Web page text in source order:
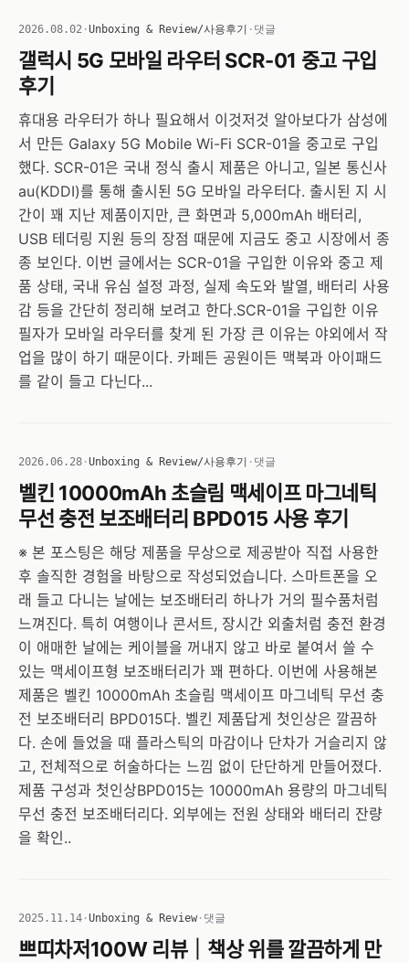
2026.08.02 ·Unboxing & Review/사용후기 · 댓글
갤럭시 5G 모바일 라우터 SCR-01 중고 구입
후기
휴대용 라우터가 하나 필요해서 이것저것 알아보다가 삼성에
서 만든 Galaxy 5G Mobile Wi-Fi SCR-01을 중고로 구입
했다. SCR-01은 국내 정식 출시 제품은 아니고, 일본 통신사
au(KDDI)를 통해 출시된 5G 모바일 라우터다. 출시된 지 시
간이 꽤 지난 제품이지만, 큰 화면과 5,000mAh 배터리,
USB 테더링 지원 등의 장점 때문에 지금도 중고 시장에서 종
종 보인다. 이번 글에서는 SCR-01을 구입한 이유와 중고 제
품 상태, 국내 유심 설정 과정, 실제 속도와 발열, 배터리 사용
감 등을 간단히 정리해 보려고 한다.SCR-01을 구입한 이유
필자가 모바일 라우터를 찾게 된 가장 큰 이유는 야외에서 작
업을 많이 하기 때문이다. 카페든 공원이든 맥북과 아이패드
를 같이 들고 다닌다...
2026.06.28 ·Unboxing & Review/사용후기 · 댓글
벨킨 10000mAh 초슬림 맥세이프 마그네틱
무선 충전 보조배터리 BPD015 사용 후기
※ 본 포스팅은 해당 제품을 무상으로 제공받아 직접 사용한
후 솔직한 경험을 바탕으로 작성되었습니다. 스마트폰을 오
래 들고 다니는 날에는 보조배터리 하나가 거의 필수품처럼
느껴진다. 특히 여행이나 콘서트, 장시간 외출처럼 충전 환경
이 애매한 날에는 케이블을 꺼내지 않고 바로 붙여서 쓸 수
있는 맥세이프형 보조배터리가 꽤 편하다. 이번에 사용해본
제품은 벨킨 10000mAh 초슬림 맥세이프 마그네틱 무선 충
전 보조배터리 BPD015다. 벨킨 제품답게 첫인상은 깔끔하
다. 손에 들었을 때 플라스틱의 마감이나 단차가 거슬리지 않
고, 전체적으로 허술하다는 느낌 없이 단단하게 만들어졌다.
제품 구성과 첫인상BPD015는 10000mAh 용량의 마그네틱
무선 충전 보조배터리다. 외부에는 전원 상태와 배터리 잔량
을 확인..
2025.11.14 ·Unboxing & Review · 댓글
쁘띠차저100W 리뷰｜책상 위를 깔끔하게 만